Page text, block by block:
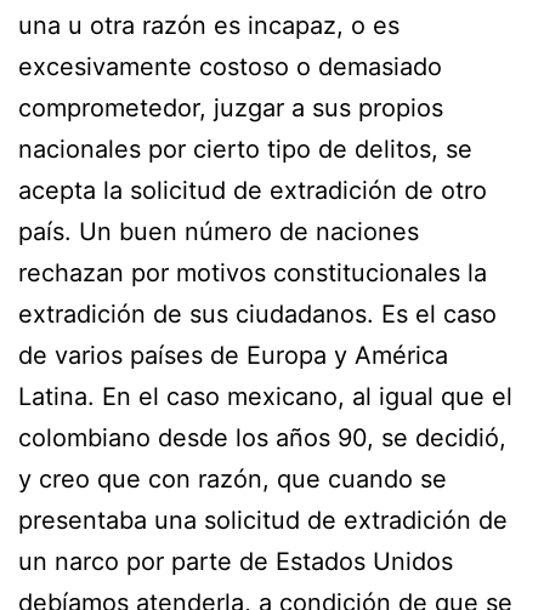
una u otra razón es incapaz, o es
excesivamente costoso o demasiado
comprometedor, juzgar a sus propios
nacionales por cierto tipo de delitos, se
acepta la solicitud de extradición de otro
país. Un buen número de naciones
rechazan por motivos constitucionales la
extradición de sus ciudadanos. Es el caso
de varios países de Europa y América
Latina. En el caso mexicano, al igual que el
colombiano desde los años 90, se decidió,
y creo que con razón, que cuando se
presentaba una solicitud de extradición de
un narco por parte de Estados Unidos
debíamos atenderla, a condición de que se